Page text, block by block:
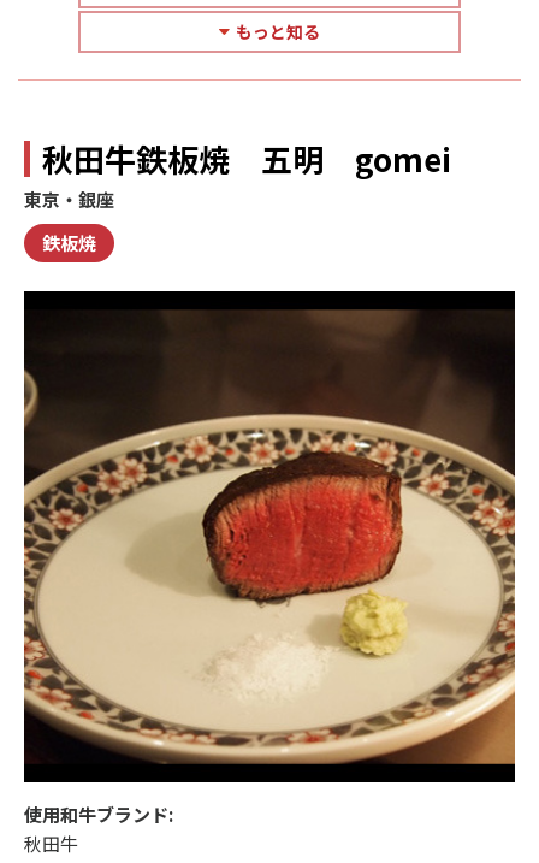
もっと知る
秋田牛鉄板焼 五明 gomei
東京・銀座
鉄板焼
使用和牛ブランド:
秋田牛